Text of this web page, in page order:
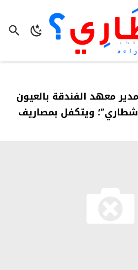
معهد الفندقة بالعيون
ويتكفل بمصاريف